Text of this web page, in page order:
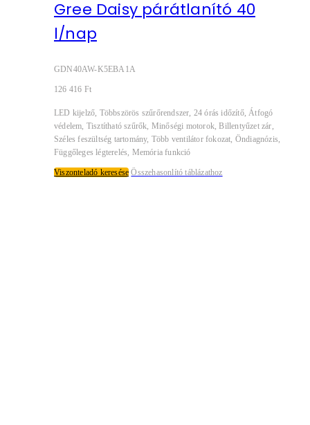
Gree Daisy párátlanító 40
l/nap
GDN40AW-K5EBA1A
126 416 Ft
LED kijelző, Többszörös szűrőrendszer, 24 órás időzítő, Átfogó
védelem, Tisztítható szűrők, Minőségi motorok, Billentyűzet zár,
Széles feszültség tartomány, Több ventilátor fokozat, Öndiagnózis,
Függőleges légterelés, Memória funkció
Viszonteladó keresése Összehasonlító táblázathoz